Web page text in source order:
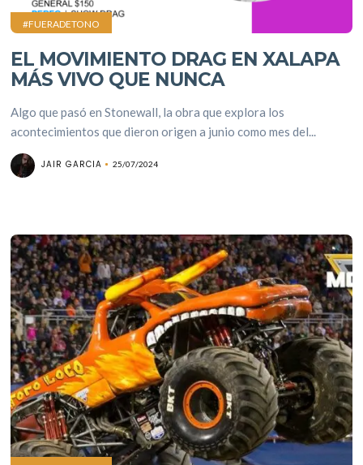
#FUERADETONO
EL MOVIMIENTO DRAG EN XALAPA
MÁS VIVO QUE NUNCA
Algo que pasó en Stonewall, la obra que explora los
acontecimientos que dieron origen a junio como mes del...
JAIR GARCIA 25/07/2024